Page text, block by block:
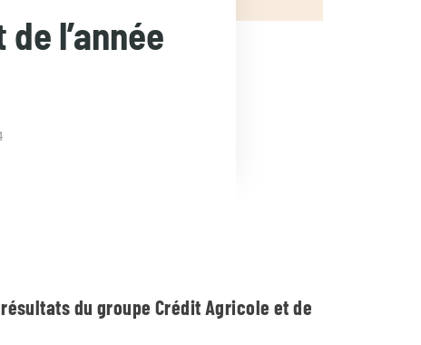
l’année
du groupe Crédit Agricole et de